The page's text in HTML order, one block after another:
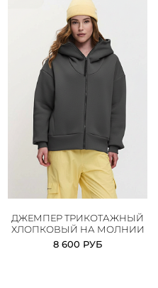
ДЖЕМПЕР ТРИКОТАЖНЫЙ
ХЛОПКОВЫЙ НА МОЛНИИ
8 600 РУБ